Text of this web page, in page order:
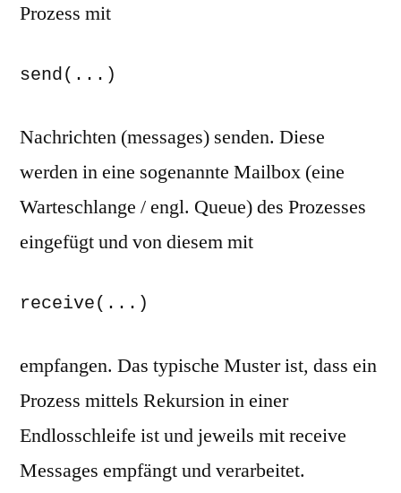
Prozess mit
send(...)
Nachrichten (messages) senden. Diese
werden in eine sogenannte Mailbox (eine
Warteschlange / engl. Queue) des Prozesses
eingefügt und von diesem mit
receive(...)
empfangen. Das typische Muster ist, dass ein
Prozess mittels Rekursion in einer
Endlosschleife ist und jeweils mit receive
Messages empfängt und verarbeitet.